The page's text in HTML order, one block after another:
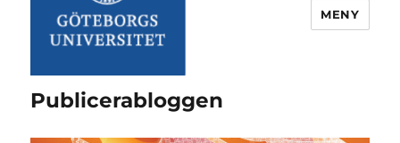
Publicerabloggen
MENY